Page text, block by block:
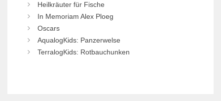
Heilkräuter für Fische
In Memoriam Alex Ploeg
Oscars
AqualogKids: Panzerwelse
TerralogKids: Rotbauchunken